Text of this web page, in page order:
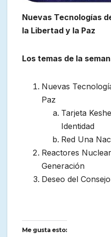
Nuevas Tecnologías
la Libertad y la Paz
Los temas de la
Nuevas
Paz
Tarjeta
Identidad
Red Una
Reactores
Generación
Deseo del
Me gusta esto: